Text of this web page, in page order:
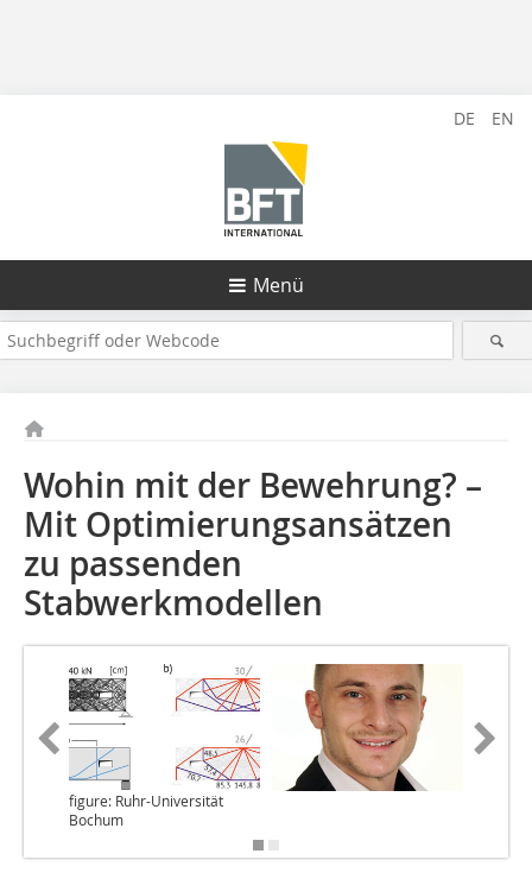
DE EN
Menü
Wohin mit der Bewehrung? –
Mit Optimierungsansätzen
zu passenden
Stabwerkmodellen
figure: Ruhr-Universität
Bochum